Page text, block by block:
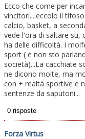
Ecco che come per
vincitori....eccolo il
calcio, basket, a
vede l'ora di saltare su,
ha delle difficoltà. I
sport ( e non sto
società)...La cacchiate
ne dicono molte, ma
con + realtà sportive e
sentenze da saputoni...
Forza Virtus